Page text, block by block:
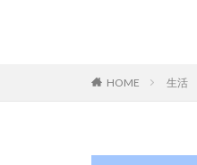
HOME 生活